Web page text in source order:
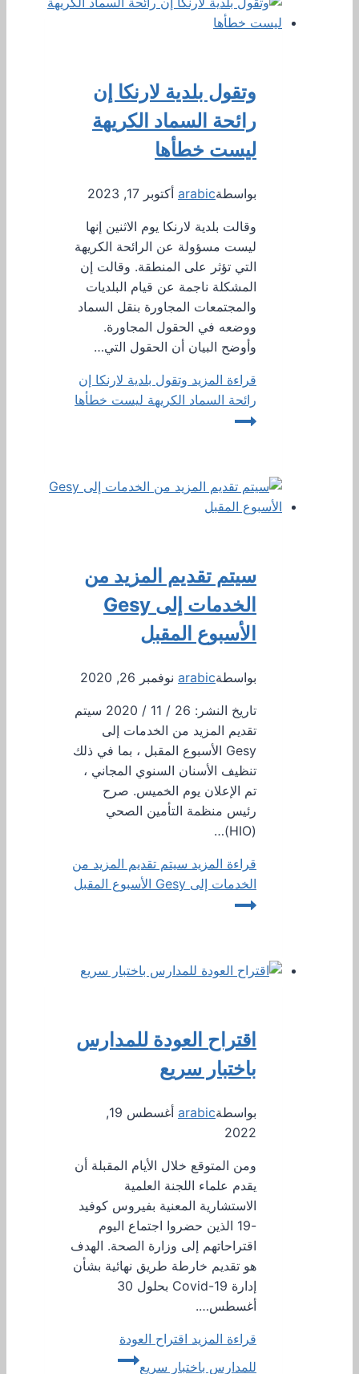
وتقول بلدية لارنكا إن
رائحة السماد الكريهة
ليست خطأها
بواسطةarabic أكتوبر 17, 2023
وقالت بلدية لارنكا يوم الاثنين إنها
ليست مسؤولة عن الرائحة الكريهة
التي تؤثر على المنطقة. وقالت إن
المشكلة ناجمة عن قيام البلديات
والمجتمعات المجاورة بنقل السماد
ووضعه في الحقول المجاورة.
وأوضح البيان أن الحقول التي…
قراءة المزيد وتقول بلدية لارنكا إن
رائحة السماد الكريهة ليست خطأها
سيتم تقديم المزيد من
الخدمات إلى Gesy
الأسبوع المقبل
بواسطةarabic نوفمبر 26, 2020
تاريخ النشر: 26 / 11 / 2020 سيتم
تقديم المزيد من الخدمات إلى
Gesy الأسبوع المقبل ، بما في ذلك
تنظيف الأسنان السنوي المجاني ،
تم الإعلان يوم الخميس. صرح
رئيس منظمة التأمين الصحي
(HIO)…
قراءة المزيد سيتم تقديم المزيد من
الخدمات إلى Gesy الأسبوع المقبل
اقتراح العودة للمدارس
باختبار سريع
بواسطةarabic
أغسطس 19,
2022
ومن المتوقع خلال الأيام المقبلة أن
يقدم علماء اللجنة العلمية
الاستشارية المعنية بفيروس كوفيد
-19 الذين حضروا اجتماع اليوم
اقتراحاتهم إلى وزارة الصحة. الهدف
هو تقديم خارطة طريق نهائية بشأن
إدارة Covid-19 بحلول 30
أغسطس….
قراءة المزيد اقتراح العودة
للمدارس باختبار سريع